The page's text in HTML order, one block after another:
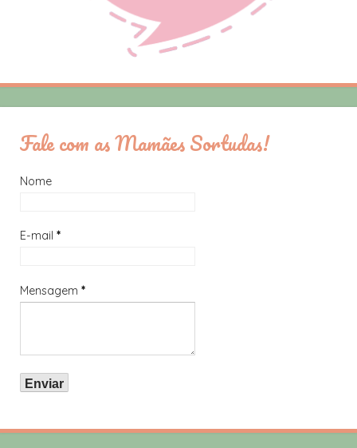
Fale com as Mamães Sortudas!
Nome
E-mail *
Mensagem *